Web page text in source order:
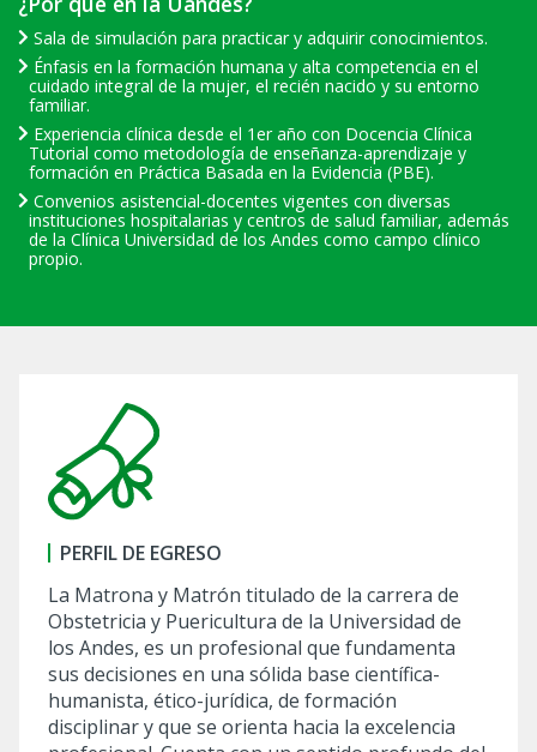
Sala de simulación para practicar y adquirir conocimientos.
Énfasis en la formación humana y alta competencia en el
cuidado integral de la mujer, el recién nacido y su entorno
familiar.
Experiencia clínica desde el 1er año con Docencia Clínica
Tutorial como metodología de enseñanza-aprendizaje y
formación en Práctica Basada en la Evidencia (PBE).
Convenios asistencial-docentes vigentes con diversas
instituciones hospitalarias y centros de salud familiar, además
de la Clínica Universidad de los Andes como campo clínico
propio.
PERFIL DE EGRESO
La Matrona y Matrón titulado de la carrera de
Obstetricia y Puericultura de la Universidad de
los Andes, es un profesional que fundamenta
sus decisiones en una sólida base científica-
humanista, ético-jurídica, de formación
disciplinar y que se orienta hacia la excelencia